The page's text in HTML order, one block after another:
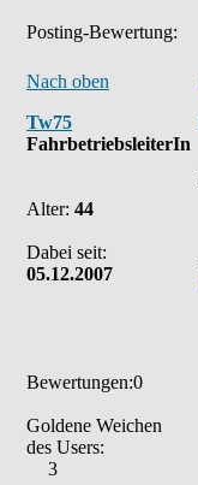
Posting-Bewertung:
Nach oben
Tw75
FahrbetriebsleiterIn
Alter: 44
Dabei seit:
05.12.2007
Bewertungen:0
Goldene Weichen
des Users:
3